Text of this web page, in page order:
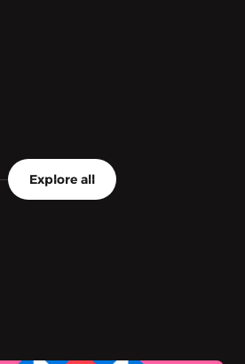
Explore all